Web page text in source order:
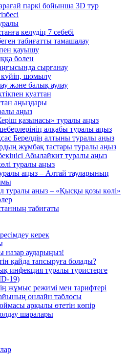
паркі бойынша 3D тур
келудің 7 себебі
табиғатты тамашалау
қауышу
бөлен
сырғанау
күйіп, шомылу
және балық аулау
қуаттан
аңыздары
аңыз
қазынасы» туралы аңыз
алқабы туралы аңыз
Берелдің алтыны туралы аңыз
жұмбақ тастары туралы аңыз
Абылайкит туралы аңыз
туралы аңыз
аңыз – Алтай тауларының
туралы аңыз – «Қысқы қозы көлі»
табиғаты
керек
назар аударыңыз!
қайда тапсыруға болады?
инфекция туралы туристерге
19)
жұмыс режимі мен тарифтері
онлайн таблосы
арқылы өтетін көпір
шаралары